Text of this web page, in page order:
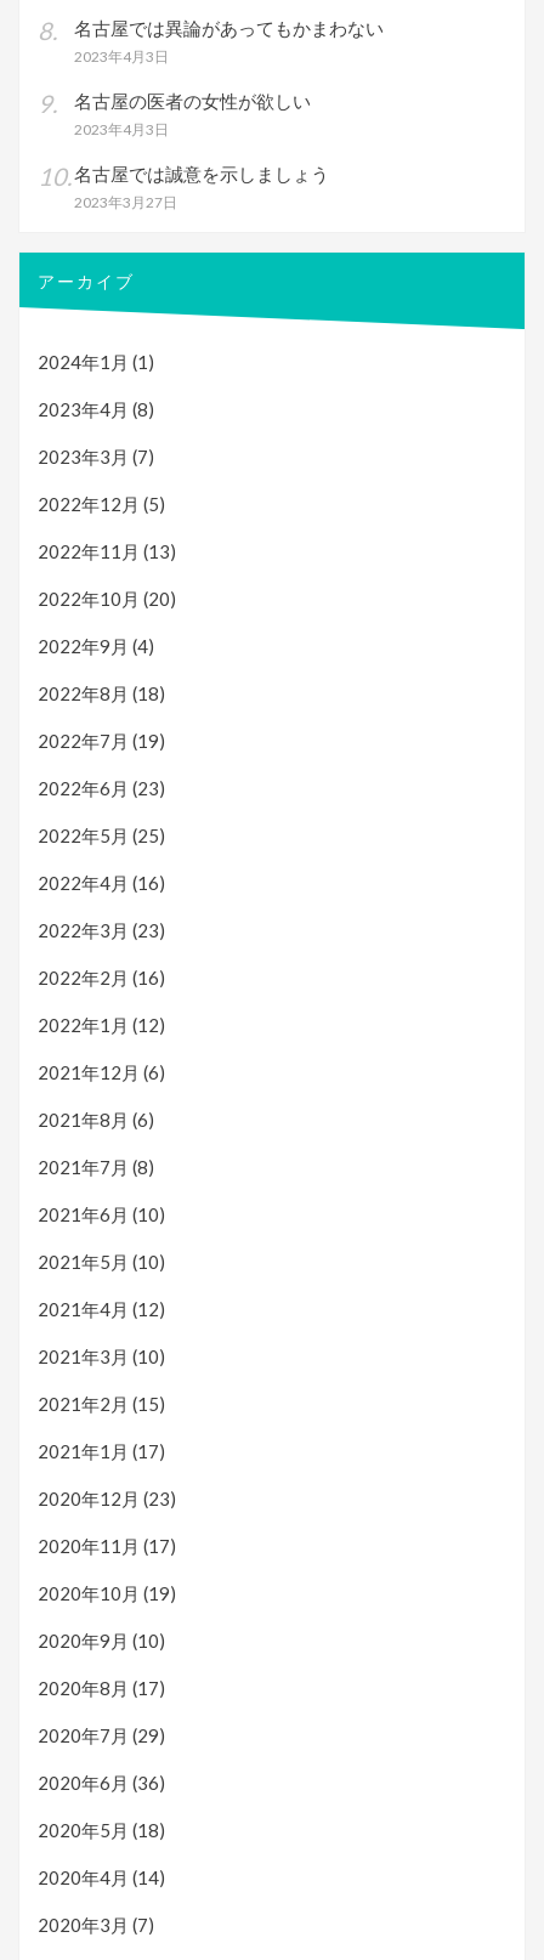
名古屋では異論があってもかまわない
2023年4月3日
名古屋の医者の女性が欲しい
2023年4月3日
名古屋では誠意を示しましょう
2023年3月27日
アーカイブ
2024年1月 (1)
2023年4月 (8)
2023年3月 (7)
2022年12月 (5)
2022年11月 (13)
2022年10月 (20)
2022年9月 (4)
2022年8月 (18)
2022年7月 (19)
2022年6月 (23)
2022年5月 (25)
2022年4月 (16)
2022年3月 (23)
2022年2月 (16)
2022年1月 (12)
2021年12月 (6)
2021年8月 (6)
2021年7月 (8)
2021年6月 (10)
2021年5月 (10)
2021年4月 (12)
2021年3月 (10)
2021年2月 (15)
2021年1月 (17)
2020年12月 (23)
2020年11月 (17)
2020年10月 (19)
2020年9月 (10)
2020年8月 (17)
2020年7月 (29)
2020年6月 (36)
2020年5月 (18)
2020年4月 (14)
2020年3月 (7)